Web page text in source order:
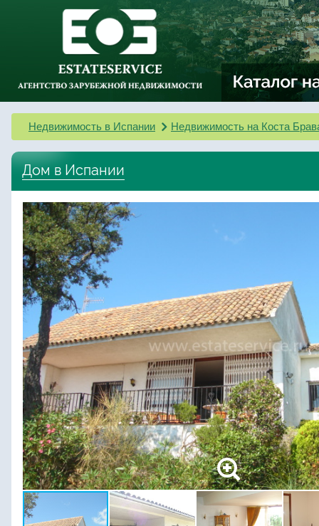
Недвижимость в Испании Недвижимость на Коста
Дом в Испании